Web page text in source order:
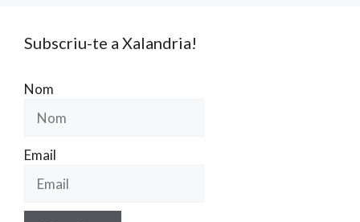
Subscriu-te a Xalandria!
Nom
Email